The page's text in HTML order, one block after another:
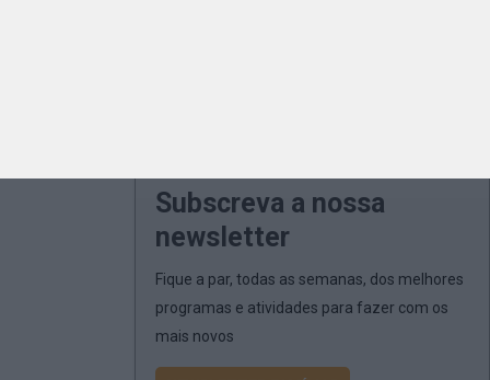
Subscreva a nossa
newsletter
Fique a par, todas as semanas, dos melhores
programas e atividades para fazer com os
mais novos